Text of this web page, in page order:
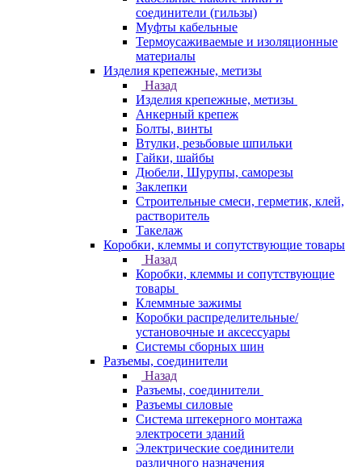
соединители (гильзы)
Муфты кабельные
Термоусаживаемые и изоляционные
материалы
Изделия крепежные, метизы
Назад
Изделия крепежные, метизы
Анкерный крепеж
Болты, винты
Втулки, резьбовые шпильки
Гайки, шайбы
Дюбели, Шурупы, саморезы
Заклепки
Строительные смеси, герметик, клей,
растворитель
Такелаж
Коробки, клеммы и сопутствующие товары
Назад
Коробки, клеммы и сопутствующие
товары
Клеммные зажимы
Коробки распределительные/
установочные и аксессуары
Системы сборных шин
Разъемы, соединители
Назад
Разъемы, соединители
Разъемы силовые
Система штекерного монтажа
электросети зданий
Электрические соединители
различного назначения